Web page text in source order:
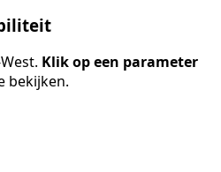
Klik op een parameter
bekijken.